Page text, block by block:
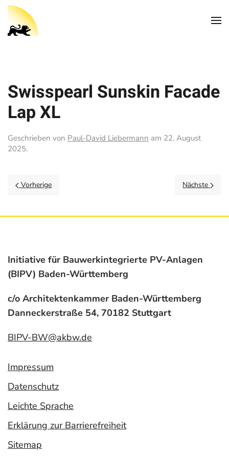
Swisspearl Sunskin Facade
Lap XL
Geschrieben von Paul-David Liebermann am 22. August
2025.
Vorherige Nächste
Initiative für Bauwerkintegrierte PV-Anlagen
(BIPV) Baden-Württemberg
c/o Architektenkammer Baden-Württemberg
Danneckerstraße 54, 70182 Stuttgart
BIPV-BW@akbw.de
Impressum
Datenschutz
Leichte Sprache
Erklärung zur Barrierefreiheit
Sitemap